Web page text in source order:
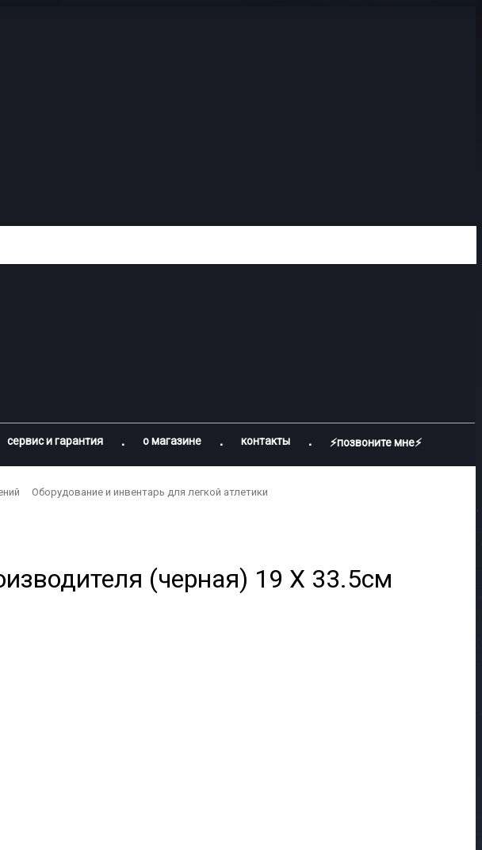
сервис и гарантия о магазине контакты ⚡позвоните мне⚡
Оборудование и инвентарь для легкой атлетики
(черная) 19 X 33.5см